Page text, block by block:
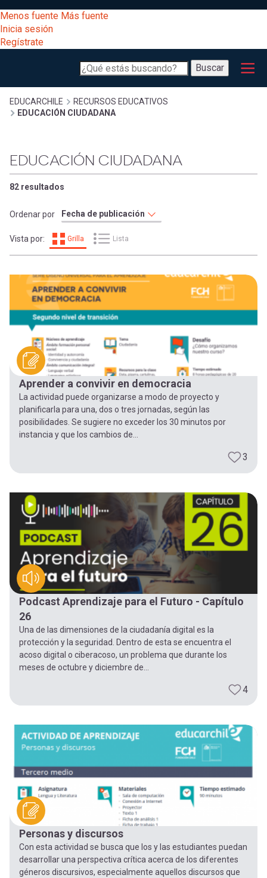
al
contenido
principal
[Educarchile
Escritorio]
entrar
a
mi
cuenta
Menos fuente Más fuente
Inicia sesión
Regístrate
Buscar
Buscar
Menú
principal
Desarrollo
Expand
Gestión
Comunidad
Expand
Exploración
[Educarchile
Mobile]
Menú
entrar
cuenta
sesión
Regístrate
Sobrescribir
enlaces
de
ayuda
a
la
navegación
EDUCARCHILE
RECURSOS EDUCATIVOS
EDUCACIÓN CIUDADANA
EDUCACIÓN CIUDADANA
82 resultados
Ordenar por
Vista por: Grilla Lista
Aprender a convivir en democracia
La actividad puede organizarse a modo de proyecto y
planificarla para una, dos o tres jornadas, según las
posibilidades. Se sugiere no exceder los 30 minutos por
instancia y que los cambios de...
3
Podcast Aprendizaje para el Futuro - Capítulo
26
Una de las dimensiones de la ciudadanía digital es la
protección y la seguridad. Dentro de esta se encuentra el
acoso digital o ciberacoso, un problema que durante los
meses de octubre y diciembre de...
4
Personas y discursos
Con esta actividad se busca que los y las estudiantes puedan
desarrollar una perspectiva crítica acerca de los diferentes
géneros discursivos, especialmente aquellos discursos que
registrarte.